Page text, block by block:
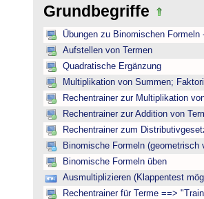
Grundbegriffe
Übungen zu Binomischen Formeln
Aufstellen von Termen
Quadratische Ergänzung
Multiplikation von Summen;
Rechentrainer zur Multiplikation
Rechentrainer zur Addition von
Rechentrainer zum
Binomische Formeln (geometrisch
Binomische Formeln üben
Ausmultiplizieren (Klappentest
Rechentrainer für Terme ==>